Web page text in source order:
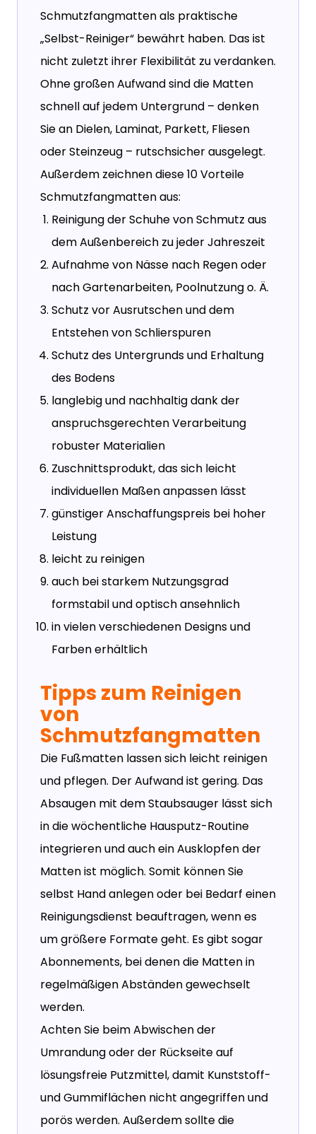
Schmutzfangmatten als praktische
„Selbst-Reiniger“ bewährt haben. Das ist
nicht zuletzt ihrer Flexibilität zu verdanken.
Ohne großen Aufwand sind die Matten
schnell auf jedem Untergrund – denken
Sie an Dielen, Laminat, Parkett, Fliesen
oder Steinzeug – rutschsicher ausgelegt.
Außerdem zeichnen diese 10 Vorteile
Schmutzfangmatten aus:
Reinigung der Schuhe von Schmutz aus
dem Außenbereich zu jeder Jahreszeit
Aufnahme von Nässe nach Regen oder
nach Gartenarbeiten, Poolnutzung o. Ä.
Schutz vor Ausrutschen und dem
Entstehen von Schlierspuren
Schutz des Untergrunds und Erhaltung
des Bodens
langlebig und nachhaltig dank der
anspruchsgerechten Verarbeitung
robuster Materialien
Zuschnittsprodukt, das sich leicht
individuellen Maßen anpassen lässt
günstiger Anschaffungspreis bei hoher
Leistung
leicht zu reinigen
auch bei starkem Nutzungsgrad
formstabil und optisch ansehnlich
in vielen verschiedenen Designs und
Farben erhältlich
Tipps zum Reinigen
von
Schmutzfangmatten
Die Fußmatten lassen sich leicht reinigen
und pflegen. Der Aufwand ist gering. Das
Absaugen mit dem Staubsauger lässt sich
in die wöchentliche Hausputz-Routine
integrieren und auch ein Ausklopfen der
Matten ist möglich. Somit können Sie
selbst Hand anlegen oder bei Bedarf einen
Reinigungsdienst beauftragen, wenn es
um größere Formate geht. Es gibt sogar
Abonnements, bei denen die Matten in
regelmäßigen Abständen gewechselt
werden.
Achten Sie beim Abwischen der
Umrandung oder der Rückseite auf
lösungsfreie Putzmittel, damit Kunststoff-
und Gummiflächen nicht angegriffen und
porös werden. Außerdem sollte die